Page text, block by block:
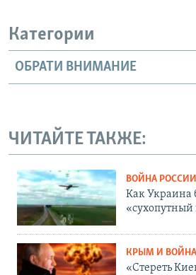
Категории
ОБРАТИ ВНИМАНИЕ
ЧИТАЙТЕ ТАКЖЕ:
ВОЙНА
Как Украина
КРЫМ И ВОЙНА
«Стереть